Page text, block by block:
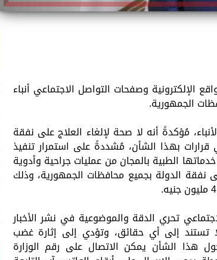
الإلكترونية وصفحات التواصل الاجتماعي أنباء
الجمهورية.
مُؤكدةً أنه لا صحة لإلغاء العلاج على نفقة
بهذا الشأن، مُشددةً على استمرار تنفيذ
الطبية بالمجان من عمليات جراحية وأدوية
340 ألفاً و333 قرار علاج على نفقة الدولة بجميع محافظات الجمهورية، وذلك
تحري الدقة والموضوعية ‏في نشر الأخبار
تستند إلى أي حقائق، وتؤدي إلى إثارة غضب
هذا الشأن يمكن الاتصال على رقم الوزارة